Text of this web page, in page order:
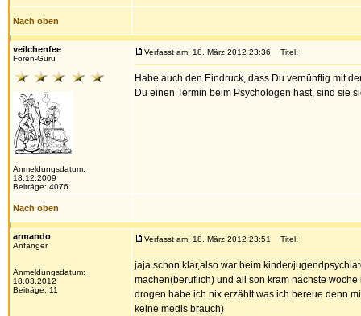
Nach oben
veilchenfee
Foren-Guru
Anmeldungsdatum:
18.12.2009
Beiträge: 4076
Verfasst am: 18. März 2012 23:36 Titel:
Habe auch den Eindruck, dass Du vernünftig mit
Du einen Termin beim Psychologen hast, sind sie
Nach oben
armando
Anfänger
Anmeldungsdatum:
18.03.2012
Beiträge: 11
Verfasst am: 18. März 2012 23:51 Titel:
jaja schon klar,also war beim kinder/
machen(beruflich) und all son kram nächste
drogen habe ich nix erzählt was ich bereue denn
keine medis brauch)